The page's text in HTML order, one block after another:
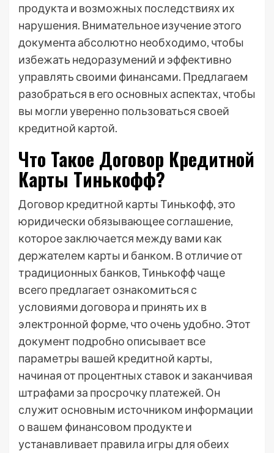
продукта и возможных последствиях их
нарушения. Внимательное изучение этого
документа абсолютно необходимо, чтобы
избежать недоразумений и эффективно
управлять своими финансами. Предлагаем
разобраться в его основных аспектах, чтобы
вы могли уверенно пользоваться своей
кредитной картой.
Что Такое Договор Кредитной
Карты Тинькофф?
Договор кредитной карты Тинькофф, это
юридически обязывающее соглашение,
которое заключается между вами как
держателем карты и банком. В отличие от
традиционных банков, Тинькофф чаще
всего предлагает ознакомиться с
условиями договора и принять их в
электронной форме, что очень удобно. Этот
документ подробно описывает все
параметры вашей кредитной карты,
начиная от процентных ставок и заканчивая
штрафами за просрочку платежей. Он
служит основным источником информации
о вашем финансовом продукте и
устанавливает правила игры для обеих